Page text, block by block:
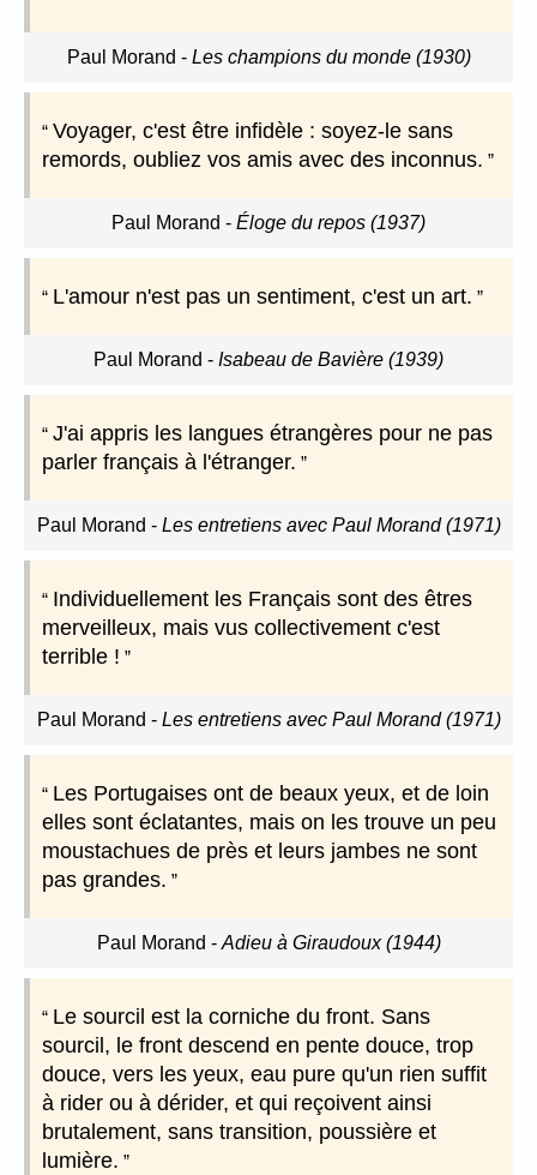
Paul Morand - Les champions du monde (1930)
Voyager, c'est être infidèle : soyez-le sans
remords, oubliez vos amis avec des inconnus.
Paul Morand - Éloge du repos (1937)
L'amour n'est pas un sentiment, c'est un art.
Paul Morand - Isabeau de Bavière (1939)
J'ai appris les langues étrangères pour ne pas
parler français à l'étranger.
Paul Morand - Les entretiens avec Paul Morand (1971)
Individuellement les Français sont des êtres
merveilleux, mais vus collectivement c'est
terrible !
Paul Morand - Les entretiens avec Paul Morand (1971)
Les Portugaises ont de beaux yeux, et de loin
elles sont éclatantes, mais on les trouve un peu
moustachues de près et leurs jambes ne sont
pas grandes.
Paul Morand - Adieu à Giraudoux (1944)
Le sourcil est la corniche du front. Sans
sourcil, le front descend en pente douce, trop
douce, vers les yeux, eau pure qu'un rien suffit
à rider ou à dérider, et qui reçoivent ainsi
brutalement, sans transition, poussière et
lumière.